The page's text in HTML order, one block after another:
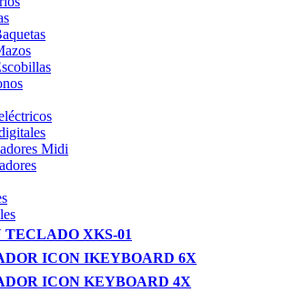
Midi
TECLADO XKS-01
ICON IKEYBOARD 6X
ICON KEYBOARD 4X